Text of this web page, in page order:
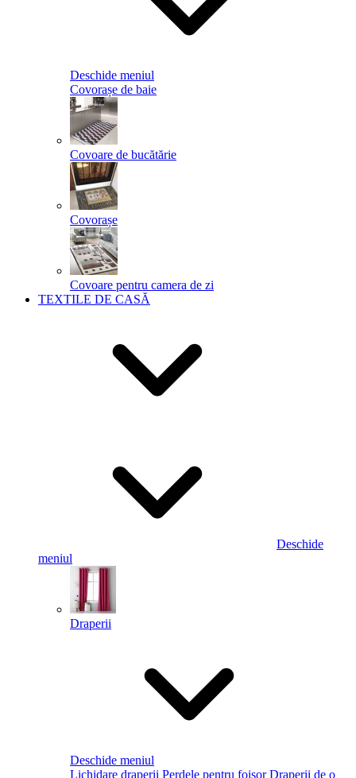
Deschide meniul
Covorașe de baie
Covoare de bucătărie
Covorașe
Covoare pentru camera de zi
TEXTILE DE CASĂ
Deschide
meniul
Draperii
Deschide meniul
Lichidare draperii Perdele pentru foișor Draperii de o